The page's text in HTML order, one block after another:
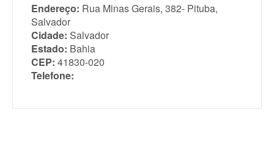
Endereço: Rua Minas Gerais, 382- Pituba,
Salvador
Cidade: Salvador
Estado: Bahia
CEP: 41830-020
Telefone: